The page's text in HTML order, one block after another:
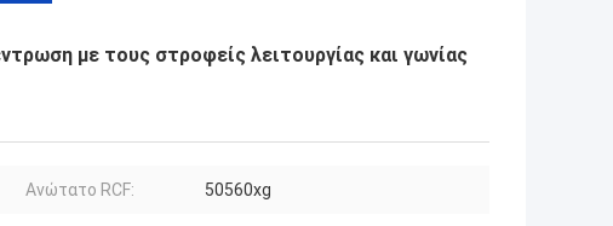
με τους στροφείς λειτουργίας και γωνίας
Ανώτατο RCF: 50560xg